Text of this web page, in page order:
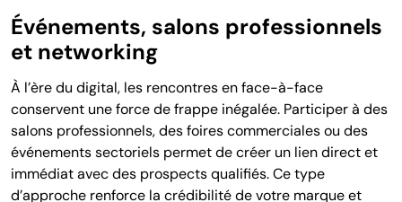
Événements, salons professionnels
et networking
À l’ère du digital, les rencontres en face-à-face
conservent une force de frappe inégalée. Participer à des
salons professionnels, des foires commerciales ou des
événements sectoriels permet de créer un lien direct et
immédiat avec des prospects qualifiés. Ce type
d’approche renforce la crédibilité de votre marque et